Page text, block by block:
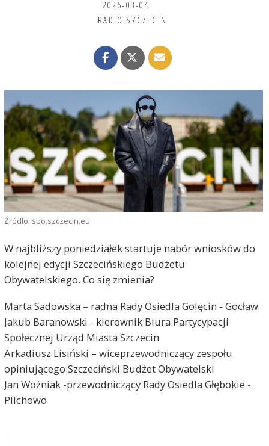
2026-03-04
RADIO SZCZECIN
Źródło: sbo.szczecin.eu
W najbliższy poniedziałek startuje nabór wniosków do
kolejnej edycji Szczecińskiego Budżetu
Obywatelskiego. Co się zmienia?
Marta Sadowska – radna Rady Osiedla Golęcin - Gocław
Jakub Baranowski - kierownik Biura Partycypacji
Społecznej Urząd Miasta Szczecin
Arkadiusz Lisiński – wiceprzewodniczący zespołu
opiniującego Szczeciński Budżet Obywatelski
Jan Wożniak -przewodniczący Rady Osiedla Głębokie -
Pilchowo